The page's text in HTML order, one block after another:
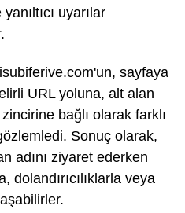
uyarılar
sayfaya
URL yoluna, alt alan
bağlı olarak farklı
Sonuç olarak,
adını ziyaret ederken
dolandırıcılıklarla veya